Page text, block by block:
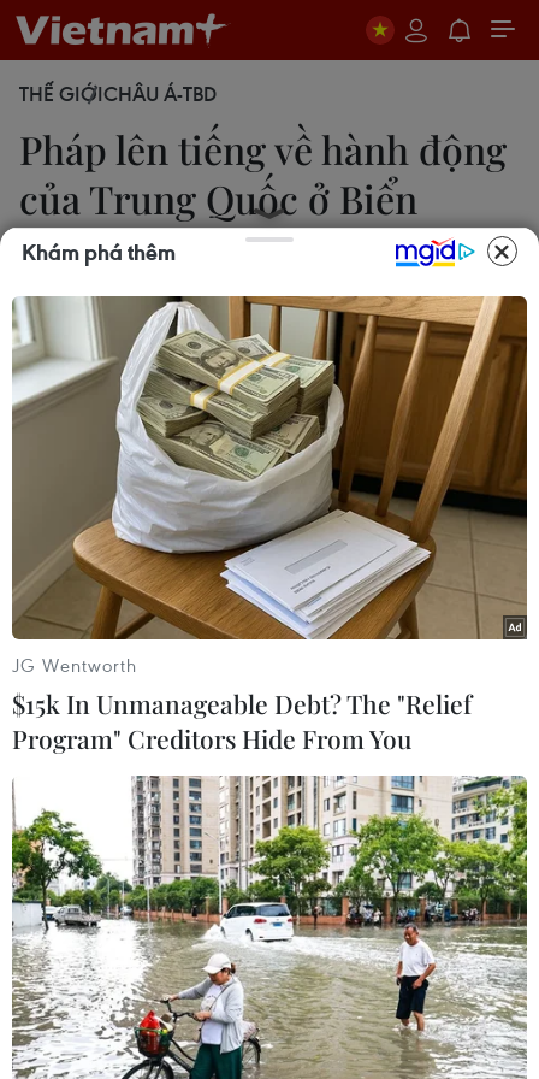
THẾ GIỚICHÂU Á-TBD
Pháp lên tiếng về hành động
của Trung Quốc ở Biển
Đông
14/05/2014 22:41
Người phát ngôn Bộ Ngoại giao Pháp ni nước này
quan ngại về những vụ đụng độ gần đây và
những căng thẳng đang diễn ra tại Biển Đông và
kêu goi các bên kiềm chế.
Tàu Trung Quốc uy hiếp tàu Việt Nam gần nơi giàn khoan Hải
Dương 981 hạ đặt trái phép (Nguồn: Reuters)
Tại cuộc họp báo ngày 14/5 ở Quai d’Orsay, trụ
sở Bộ Ngoại giao Pháp, khi bình luận về những
diễn biến căng thẳng ở Biển Đông sau khi
Trung Quốc hạ đặt giàn khoan Hải Dương-981
Khám phá thêm
JG Wentworth
$15k In Unmanageable Debt? The "Relief
Program" Creditors Hide From You